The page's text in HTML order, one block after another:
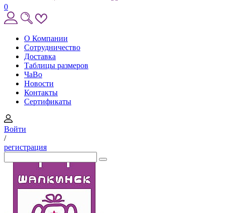
0
О Компании
Сотрудничество
Доставка
Таблицы размеров
ЧаВо
Новости
Контакты
Сертификаты
Войти
/
регистрация